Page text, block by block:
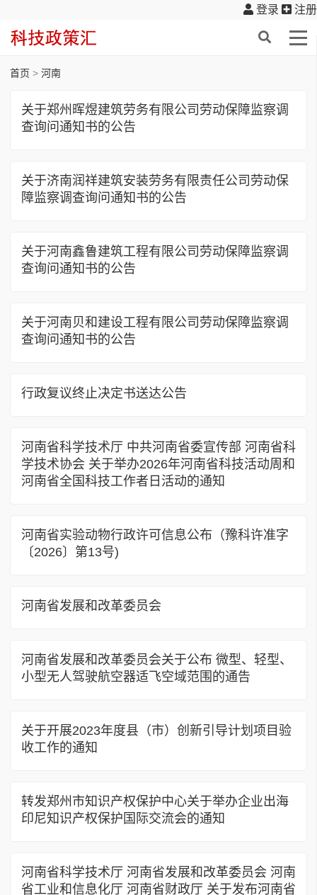
登录 注册
首页 > 河南
关于郑州晖煜建筑劳务有限公司劳动保障监察调
查询问通知书的公告
关于济南润祥建筑安装劳务有限责任公司劳动保
障监察调查询问通知书的公告
关于河南鑫鲁建筑工程有限公司劳动保障监察调
查询问通知书的公告
关于河南贝和建设工程有限公司劳动保障监察调
查询问通知书的公告
行政复议终止决定书送达公告
河南省科学技术厅 中共河南省委宣传部 河南省科
学技术协会 关于举办2026年河南省科技活动周和
河南省全国科技工作者日活动的通知
河南省实验动物行政许可信息公布（豫科许准字
〔2026〕第13号)
河南省发展和改革委员会
河南省发展和改革委员会关于公布 微型、轻型、
小型无人驾驶航空器适飞空域范围的通告
关于开展2023年度县（市）创新引导计划项目验
收工作的通知
转发郑州市知识产权保护中心关于举办企业出海
印尼知识产权保护国际交流会的通知
河南省科学技术厅 河南省发展和改革委员会 河南
省工业和信息化厅 河南省财政厅 关于发布河南省